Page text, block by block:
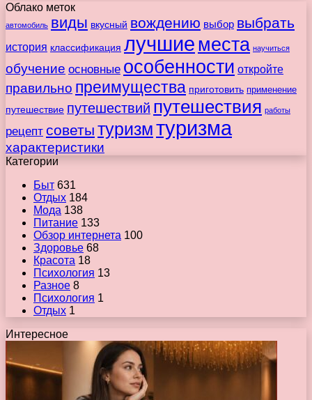
Облако меток
автомобиль виды вкусный вождению выбор выбрать
история классификация лучшиеместа научиться
обучение основные особенности откройте
правильно преимущества приготовить применение
путешествие путешествий путешествия работы
рецепт советы туризмтуризма
характеристики
Категории
Быт 631
Отдых 184
Мода 138
Питание 133
Обзор интернета 100
Здоровье 68
Красота 18
Психология 13
Разное 8
Психология 1
Отдых 1
Интересное